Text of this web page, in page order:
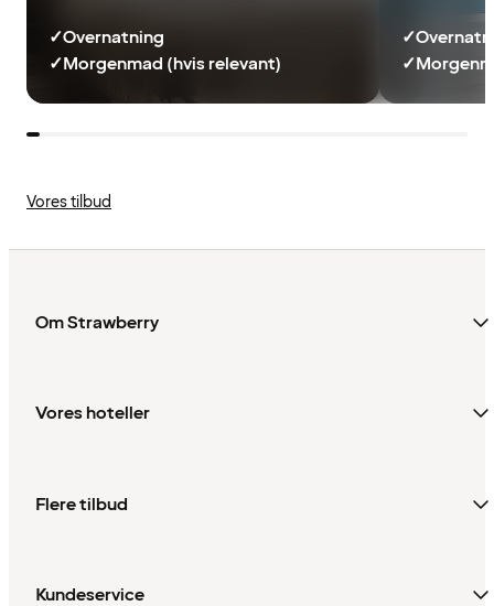
✓Overnatning
✓Morgenmad (hvis relevant)
✓
✓
Vores tilbud
Om Strawberry
Vores hoteller
Flere tilbud
Kundeservice